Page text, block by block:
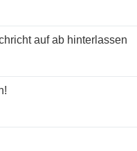
auf ab hinterlassen